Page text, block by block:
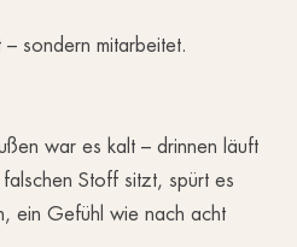
sondern mitarbeitet.
war es kalt – drinnen läuft
Stoff sitzt, spürt es
ein Gefühl wie nach acht